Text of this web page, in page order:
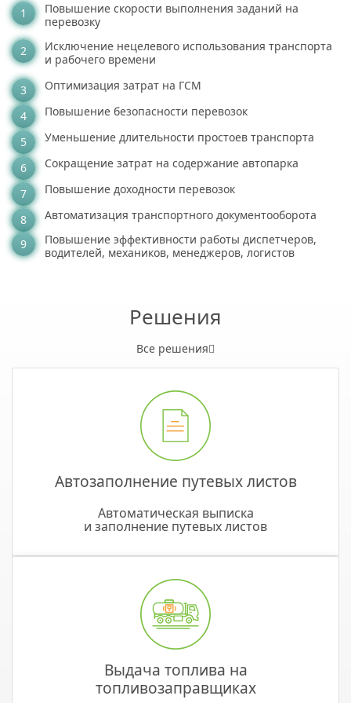
Повышение скорости выполнения заданий на
перевозку
Исключение нецелевого использования транспорта
и рабочего времени
Оптимизация затрат на ГСМ
Повышение безопасности перевозок
Уменьшение длительности простоев транспорта
Сокращение затрат на содержание автопарка
Повышение доходности перевозок
Автоматизация транспортного документооборота
Повышение эффективности работы диспетчеров,
водителей, механиков, менеджеров, логистов
Решения
Все решения
Автозаполнение путевых листов
Автоматическая выписка
и заполнение путевых листов
Выдача топлива на
топливозаправщиках